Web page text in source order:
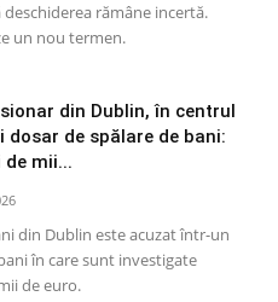
rămâne incertă.
un nou termen.
din Dublin, în centrul
dosar de spălare de bani:
de mii...
din Dublin este acuzat într-un
în care sunt investigate
de euro.